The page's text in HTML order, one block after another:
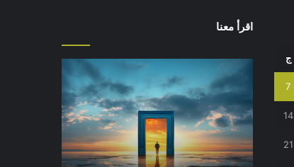
اقرأ معنا
عمل
الدنيا
وطلب
الآخرة
ج
7
14
21